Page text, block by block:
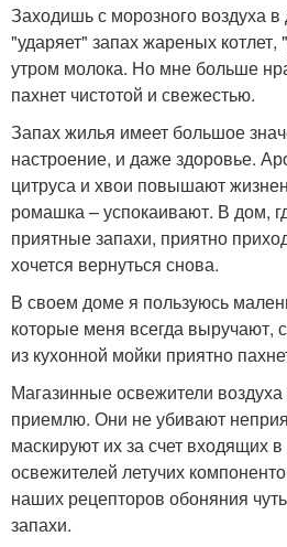
Заходишь с морозного воздуха
"ударяет" запах жареных
утром молока. Но мне больше
пахнет чистотой и свежестью.
Запах жилья имеет большое
настроение, и даже здоровье.
цитруса и хвои повышают
ромашка – успокаивают. В дом,
приятные запахи, приятно
хочется вернуться снова.
В своем доме я пользуюсь
которые меня всегда выручают,
из кухонной мойки приятно
Магазинные освежители воздуха
приемлю. Они не убивают
маскируют их за счет входящих в
освежителей летучих
наших рецепторов обоняния
запахи.